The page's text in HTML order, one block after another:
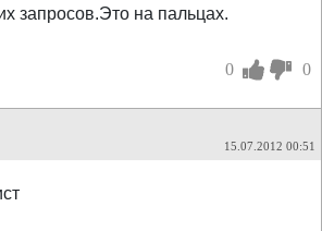
запросов.Это на пальцах.
0 0
15.07.2012 00:51